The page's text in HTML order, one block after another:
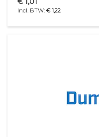
€ 1,22